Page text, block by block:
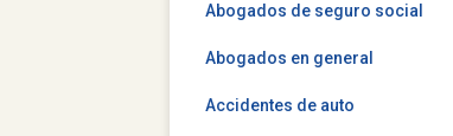
Abogados de seguro social
Abogados en general
Accidentes de auto